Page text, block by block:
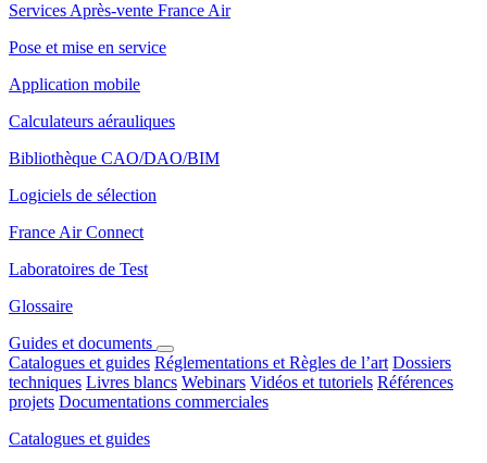
Services Après-vente France Air
Pose et mise en service
Application mobile
Calculateurs aérauliques
Bibliothèque CAO/DAO/BIM
Logiciels de sélection
France Air Connect
Laboratoires de Test
Glossaire
Guides et documents
Catalogues et guides Réglementations et Règles de l’art Dossiers
techniques Livres blancs Webinars Vidéos et tutoriels Références
projets Documentations commerciales
Catalogues et guides